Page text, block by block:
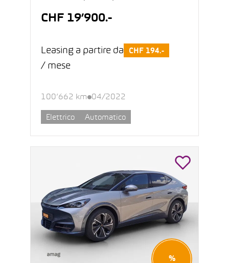
CHF 19’900.-
Leasing a partire da CHF 194.-
/ mese
100’662 km 04/2022
Elettrico Automatico
%